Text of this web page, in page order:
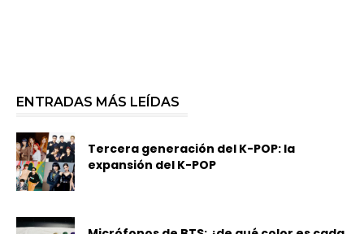
ENTRADAS MÁS LEÍDAS
Tercera generación del K-POP: la
expansión del K-POP